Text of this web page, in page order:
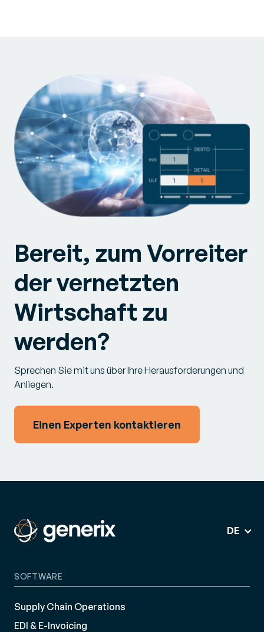
Bereit, zum Vorreiter
der vernetzten
Wirtschaft zu
werden?
Sprechen Sie mit uns über Ihre Herausforderungen und
Anliegen.
Einen Experten kontaktieren
DE
SOFTWARE
Supply Chain Operations
EDI & E-Invoicing